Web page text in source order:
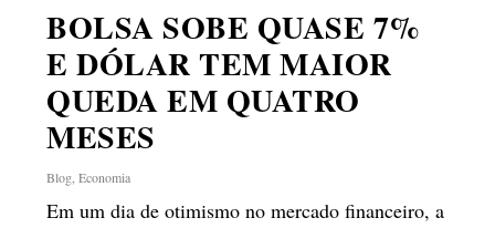
BOLSA SOBE QUASE 7%
E DÓLAR TEM MAIOR
QUEDA EM QUATRO
MESES
Blog ,Economia
Em um dia de otimismo no mercado financeiro, a